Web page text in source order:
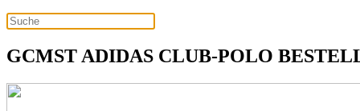
GCMST ADIDAS CLUB-POLO